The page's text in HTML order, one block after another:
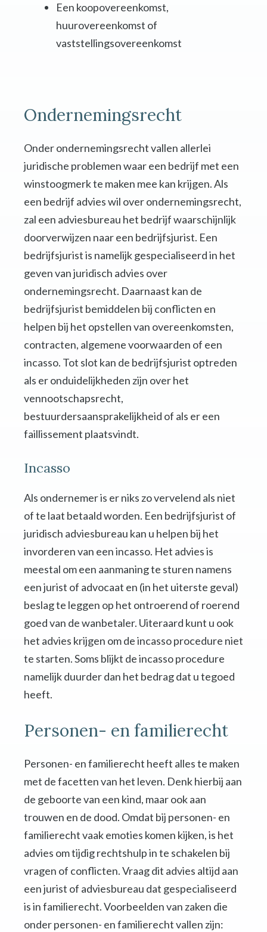
Een koopovereenkomst,
huurovereenkomst of
vaststellingsovereenkomst
Ondernemingsrecht
Onder ondernemingsrecht vallen allerlei
juridische problemen waar een bedrijf met een
winstoogmerk te maken mee kan krijgen. Als
een bedrijf advies wil over ondernemingsrecht,
zal een adviesbureau het bedrijf waarschijnlijk
doorverwijzen naar een bedrijfsjurist. Een
bedrijfsjurist is namelijk gespecialiseerd in het
geven van juridisch advies over
ondernemingsrecht. Daarnaast kan de
bedrijfsjurist bemiddelen bij conflicten en
helpen bij het opstellen van overeenkomsten,
contracten, algemene voorwaarden of een
incasso. Tot slot kan de bedrijfsjurist optreden
als er onduidelijkheden zijn over het
vennootschapsrecht,
bestuurdersaansprakelijkheid of als er een
faillissement plaatsvindt.
Incasso
Als ondernemer is er niks zo vervelend als niet
of te laat betaald worden. Een bedrijfsjurist of
juridisch adviesbureau kan u helpen bij het
invorderen van een incasso. Het advies is
meestal om een aanmaning te sturen namens
een jurist of advocaat en (in het uiterste geval)
beslag te leggen op het ontroerend of roerend
goed van de wanbetaler. Uiteraard kunt u ook
het advies krijgen om de incasso procedure niet
te starten. Soms blijkt de incasso procedure
namelijk duurder dan het bedrag dat u tegoed
heeft.
Personen- en familierecht
Personen- en familierecht heeft alles te maken
met de facetten van het leven. Denk hierbij aan
de geboorte van een kind, maar ook aan
trouwen en de dood. Omdat bij personen- en
familierecht vaak emoties komen kijken, is het
advies om tijdig rechtshulp in te schakelen bij
vragen of conflicten. Vraag dit advies altijd aan
een jurist of adviesbureau dat gespecialiseerd
is in familierecht. Voorbeelden van zaken die
onder personen- en familierecht vallen zijn: